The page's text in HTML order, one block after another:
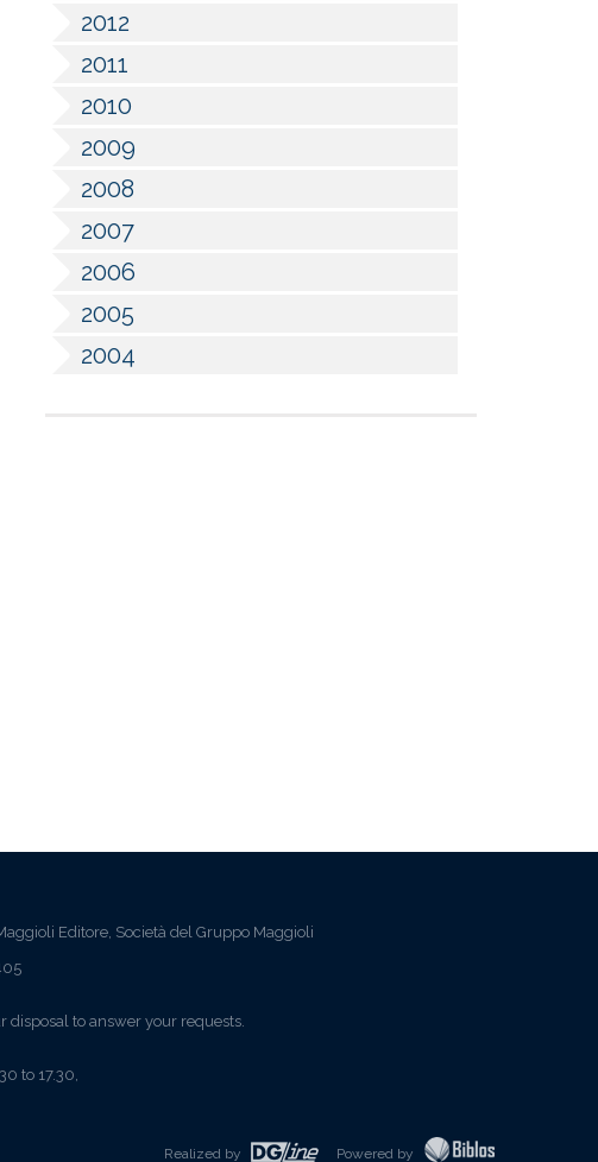
2012
2011
2010
2009
2008
2007
2006
2005
2004
Editore, Società del Gruppo Maggioli
disposal to answer your requests.
to 17.30,
Realized by Powered by